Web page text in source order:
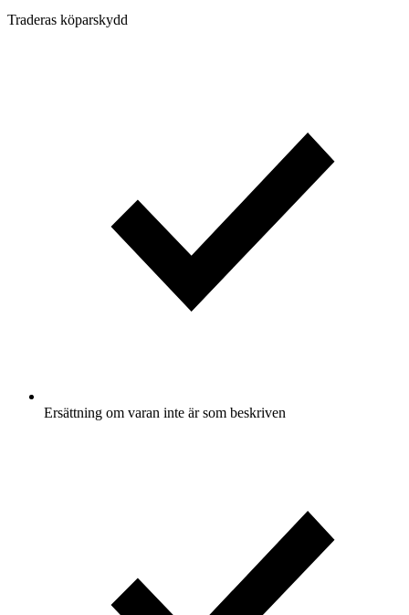
Traderas köparskydd
Ersättning om varan inte är som beskriven